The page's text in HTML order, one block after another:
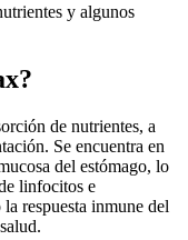
y algunos
de nutrientes, a
Se encuentra en
del estómago, lo
linfocitos e
respuesta inmune del